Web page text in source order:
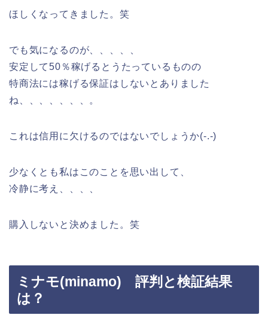
ほしくなってきました。笑
でも気になるのが、、、、、
安定して50％稼げるとうたっているものの
特商法には稼げる保証はしないとありました
ね、、、、、、、。
これは信用に欠けるのではないでしょうか(-.-)
少なくとも私はこのことを思い出して、
冷静に考え、、、、
購入しないと決めました。笑
ミナモ(minamo) 評判と検証結果
は？